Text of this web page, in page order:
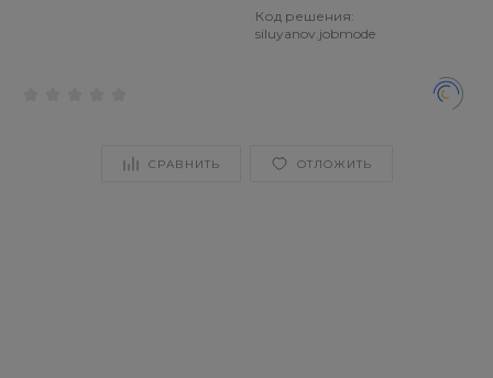
Код решения:
siluyanov.jobmode
СРАВНИТЬ ОТЛОЖИТЬ